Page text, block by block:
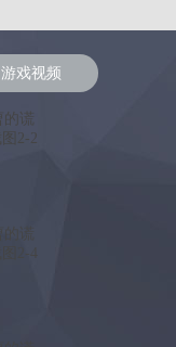
游戏视频